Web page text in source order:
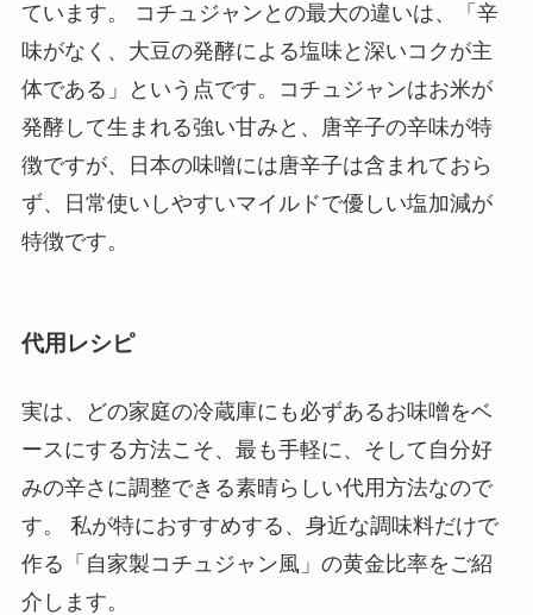
ています。 コチュジャンとの最大の違いは、「辛
味がなく、大豆の発酵による塩味と深いコクが主
体である」という点です。コチュジャンはお米が
発酵して生まれる強い甘みと、唐辛子の辛味が特
徴ですが、日本の味噌には唐辛子は含まれておら
ず、日常使いしやすいマイルドで優しい塩加減が
特徴です。
代用レシピ
実は、どの家庭の冷蔵庫にも必ずあるお味噌をベ
ースにする方法こそ、最も手軽に、そして自分好
みの辛さに調整できる素晴らしい代用方法なので
す。 私が特におすすめする、身近な調味料だけで
作る「自家製コチュジャン風」の黄金比率をご紹
介します。